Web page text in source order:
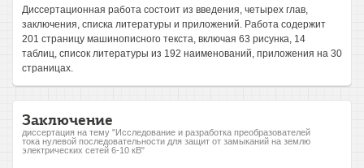
Диссертационная работа состоит из введения, четырех глав,
заключения, списка литературы и приложений. Работа содержит
201 страницу машинописного текста, включая 63 рисунка, 14
таблиц, список литературы из 192 наименований, приложения на 30
страницах.
Заключение
диссертация на тему "Исследование и разработка преобразователей
тока нулевой последовательности для защит от замыканий на землю
электрических сетей 6-10 кВ"